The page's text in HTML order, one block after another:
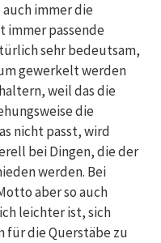
immer die
immer passende
sehr bedeutsam,
gewerkelt werden
weil das die
die
nicht passt, wird
bei Dingen, die der
werden. Bei
aber so auch
leichter ist, sich
die Querstäbe zu